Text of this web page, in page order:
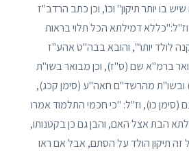
בו יותר תיקון" וכו', וכן כתב הרדב"ז
דמילתא הכל תלוי בראות
לולד יותר", והובא בבה"ט אהע"ז
ברמ"א שם (ס"ז), וכן מבואר בשו"ת
ובשו"ת מהרשד"ם חאה"ע (סימן קכג),
(סימן כו), וז"ל: "כי חכמי התלמוד אמרו
הבת אצל האם, והבן גם כן בקטנותו,
זה תיקון הולד על הסתם, אבל אם ראו